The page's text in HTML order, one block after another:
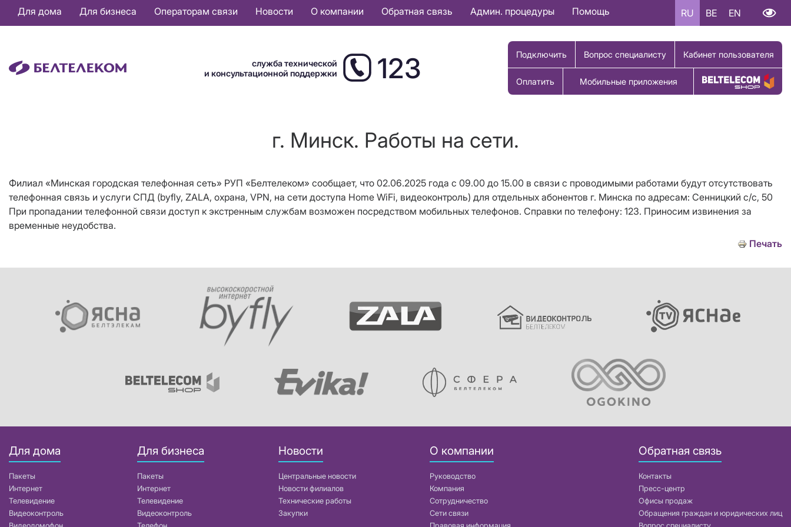
Основная
навигация
Для дома Для бизнеса Операторам связи Новости О компании Обратная связь Админ. процедуры Помощь RU BE EN
служба технической
и консультационной поддержки
123 Подключить Вопрос специалисту Кабинет пользователя
Оплатить Мобильные приложения Купить товар
г. Минск. Работы на сети.
Филиал «Минская городская телефонная сеть» РУП «Белтелеком» сообщает, что 02.06.2025 года с 09.00 до 15.00 в связи с проводимыми работами будут отсутствовать
телефонная связь и услуги СПД (byfly, ZALA, охрана, VPN, на сети доступа Home WiFi, видеоконтроль) для отдельных абонентов г. Минска по адресам: Сенницкий с/с, 50
При пропадании телефонной связи доступ к экстренным службам возможен посредством мобильных телефонов. Справки по телефону: 123. Приносим извинения за
временные неудобства.
Печать
Для дома
Пакеты
Интернет
Телевидение
Видеоконтроль
Для бизнеса
Пакеты
Интернет
Телевидение
Видеоконтроль
Новости
Центральные новости
Новости филиалов
Технические работы
Закупки
О компании
Руководство
Компания
Сотрудничество
Сети связи
Обратная связь
Контакты
Пресс-центр
Офисы продаж
Обращения граждан и юридических лиц